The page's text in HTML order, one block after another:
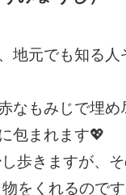
地元でも知る人
なもみじで埋め
包まれます💖
歩きますが、
をくれるので